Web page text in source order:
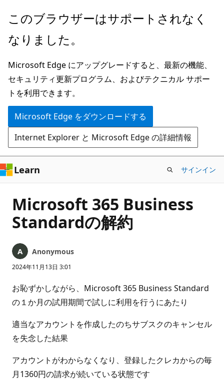
メ
ン
ン
テ
ン
ツ
に
ス
キ
ッ
プ
このブラウザーはサポートされなく
なりました。
Microsoft Edge にアップグレードすると、最新の機能、
セキュリティ更新プログラム、およびテクニカル サポー
トを利用できます。
Microsoft Edge をダウンロードする
Internet Explorer と Microsoft Edge の詳細情報
Learn サインイン
Microsoft 365 Business
Standardの解約
Anonymous
2024年11月13日 3:01
お恥ずかしながら、Microsoft 365 Business Standard
の１か月の試用期間で試しに利用を行うにあたり
適当なアカウントを作成したのちサブスクのキャンセル
を失念した結果
アカウントがわからなくなり、登録したクレカからの毎
月1360円の請求が続いている状態です